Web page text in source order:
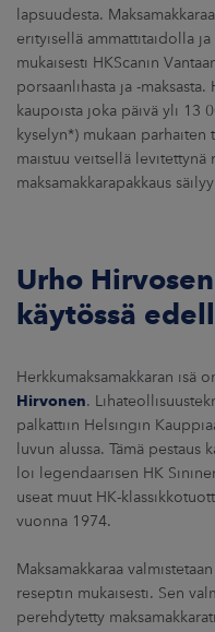
lapsuudesta.
erityisellä ammattitaidolla
mukaisesti HKScanin
porsaanlihasta ja -
kaupoista joka päivä yli 13
kyselyn*) mukaan parhaiten
maistuu veitsellä levitettynä
maksamakkarapakkaus
Urho
käytössä
Herkkumaksamakkaran isä
Hirvonen.
palkattiin Helsingin
luvun alussa. Tämä pestaus
loi legendaarisen HK
useat muut HK-
vuonna 1974.
Maksamakkaraa
reseptin mukaisesti. Sen
perehdytetty